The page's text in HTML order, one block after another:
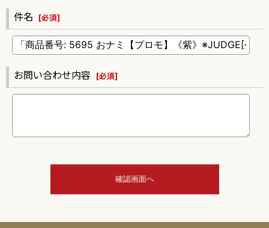
件名 [必須]
お問い合わせ内容 [必須]
確認画面へ